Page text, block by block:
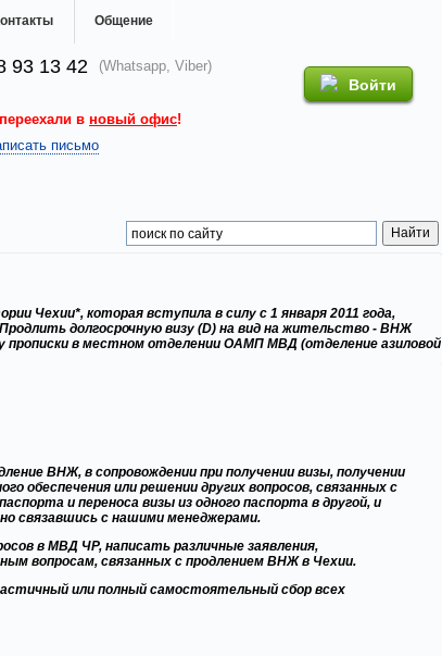
Общение
93 13 42
(Whatsapp, Viber)
в новый офис!
письмо
Войти
Чехии*, которая вступила в силу с 1 января 2011 года,
долгосрочную визу (D) на вид на жительство - ВНЖ
прописки в местном отделении ОАМП МВД (отделение азиловой
ВНЖ, в сопровождении при получении визы, получении
обеспечения или решении других вопросов, связанных с
и переноса визы из одного паспорта в другой, и
связавшись с нашими менеджерами.
в МВД ЧР, написать различные заявления,
вопросам, связанных с продлением ВНЖ в Чехии.
или полный самостоятельный сбор всех